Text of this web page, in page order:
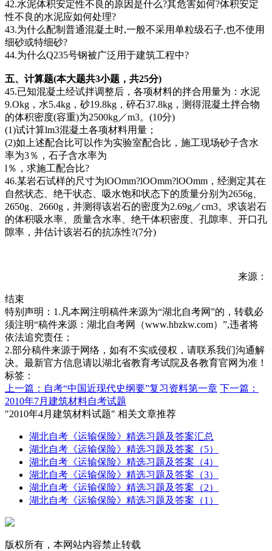
42.水泥体积安定性不良的原因是什么?其危害如何?体积安定
性不良的水泥应如何处理?
43.为什么配制普通混凝土时,一般不采用单粒级石子,也不使用
细砂或特细砂?
44.为什么Q235号钢被广泛用于建筑工程中?
五、计算题(本大题共3小题，共25分)
45.已知混凝土经试拌调整后，各项材料的拌合用量为：水泥
9.Okg，水5.4kg，砂19.8kg，碎石37.8kg，测得混凝土拌合物
的体积密度(容重)为2500kg／m3。(10分)
(1)试计算lm3混凝土各项材料用量；
(2)如上述配合比可以作为实验室配合比，施工现场砂子含水
率为3％，石子含水率为
l％，求施工配合比?
46.某岩石试样的尺寸为lOOmm?lOOmm?lOOmm，经测定其在
自然状态、绝干状态、吸水饱和状态下的质量分别为2656g、
2650g、2660g，并测得该岩石的密度为2.69g／cm3。求该岩石
的体积吸水率、质量含水率、绝干体积密度、孔隙率、开口孔
隙率，并估计该岩石的抗冻性?(7分)
来源：
结束
特别声明：1.凡本网注明稿件来源为“湖北自考网”的，转载必
须注明“稿件来源：湖北自考网（www.hbzkw.com）”,违者将
依法追究责任；
2.部分稿件来源于网络，如有不实或侵权，请联系我们沟通解
决。最新官方信息请以湖北省教育考试院及各教育官网为准！
标签：
上一篇：自考“中国近现代史纲要”复习资料第一章 下一篇：
2010年7月建筑材料自考试题
"2010年4月建筑材料试题" 相关文章推荐
湖北自考《运输保险》精选习题及答案汇总
湖北自考《运输保险》精选习题及答案（5）
湖北自考《运输保险》精选习题及答案（4）
湖北自考《运输保险》精选习题及答案（3）
湖北自考《运输保险》精选习题及答案（2）
湖北自考《运输保险》精选习题及答案（1）
版权所有，本网站内容禁止转载